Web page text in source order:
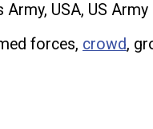
Army, USA, US Army
forces, crowd,